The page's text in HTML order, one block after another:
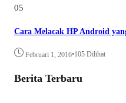
05
Cara Melacak HP Android
Februari 1, 2016•105 Dilihat
Berita Terbaru